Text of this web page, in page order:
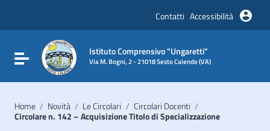
Vai al footer
Contatti Accessibilità
Attiva / disattiva la navigazione
Istituto Comprensivo "Ungaretti"
Via M. Bogni, 2 - 21018 Sesto Calende (VA)
Home / Novità / Le Circolari / Circolari Docenti /
Circolare n. 142 – Acquisizione Titolo di Specializzazione